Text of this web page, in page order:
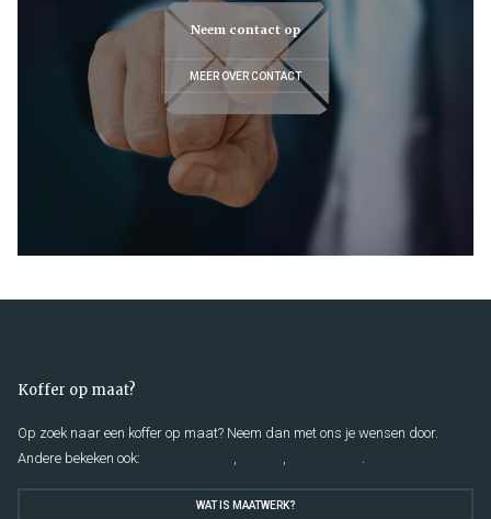
Neem contact op
MEER OVER CONTACT
Koffer op maat?
Op zoek naar een koffer op maat? Neem dan met ons je wensen door.
Andere bekeken ook:
WAT IS MAATWERK?